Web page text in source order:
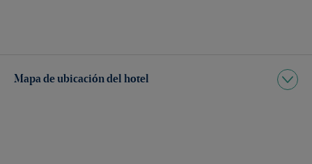
Mapa de ubicación del hotel